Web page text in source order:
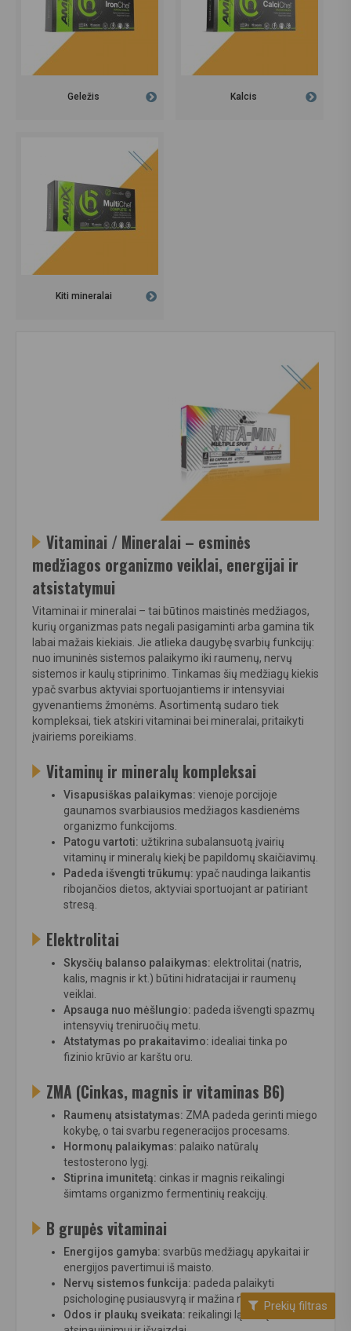
Geležis Kalcis
Kiti mineralai
Vitaminai / Mineralai – esminės
medžiagos organizmo veiklai, energijai ir
atsistatymui
Vitaminai ir mineralai – tai būtinos maistinės medžiagos,
kurių organizmas pats negali pasigaminti arba gamina tik
labai mažais kiekiais. Jie atlieka daugybę svarbių funkcijų:
nuo imuninės sistemos palaikymo iki raumenų, nervų
sistemos ir kaulų stiprinimo. Tinkamas šių medžiagų kiekis
ypač svarbus aktyviai sportuojantiems ir intensyviai
gyvenantiems žmonėms. Asortimentą sudaro tiek
kompleksai, tiek atskiri vitaminai bei mineralai, pritaikyti
įvairiems poreikiams.
Vitaminų ir mineralų kompleksai
Visapusiškas palaikymas: vienoje porcijoje
gaunamos svarbiausios medžiagos kasdienėms
organizmo funkcijoms.
Patogu vartoti: užtikrina subalansuotą įvairių
vitaminų ir mineralų kiekį be papildomų skaičiavimų.
Padeda išvengti trūkumų: ypač naudinga laikantis
ribojančios dietos, aktyviai sportuojant ar patiriant
stresą.
Elektrolitai
Skysčių balanso palaikymas: elektrolitai (natris,
kalis, magnis ir kt.) būtini hidratacijai ir raumenų
veiklai.
Apsauga nuo mėšlungio: padeda išvengti spazmų
intensyvių treniruočių metu.
Atstatymas po prakaitavimo: idealiai tinka po
fizinio krūvio ar karštu oru.
ZMA (Cinkas, magnis ir vitaminas B6)
Raumenų atsistatymas: ZMA padeda gerinti miego
kokybę, o tai svarbu regeneracijos procesams.
Hormonų palaikymas: palaiko natūralų
testosterono lygį.
Stiprina imunitetą: cinkas ir magnis reikalingi
šimtams organizmo fermentinių reakcijų.
B grupės vitaminai
Energijos gamyba: svarbūs medžiagų apykaitai ir
energijos pavertimui iš maisto.
Nervų sistemos funkcija: padeda palaikyti
psichologinę pusiausvyrą ir mažina nuovargį.
Odos ir plaukų sveikata: reikalingi ląstelių
Prekių filtras